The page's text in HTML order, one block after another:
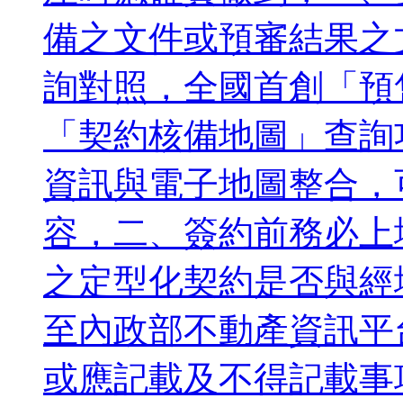
備之文件或預審結果
詢對照，全國首創「
「契約核備地圖」查
資訊與電子地圖整合
容，二、簽約前務必
之定型化契約是否與
至內政部不動產資訊
或應記載及不得記載